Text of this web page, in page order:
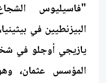
"فاسيليوس
البيزنطيين في
يازيجي أوجلو في
المؤسس عثمان،